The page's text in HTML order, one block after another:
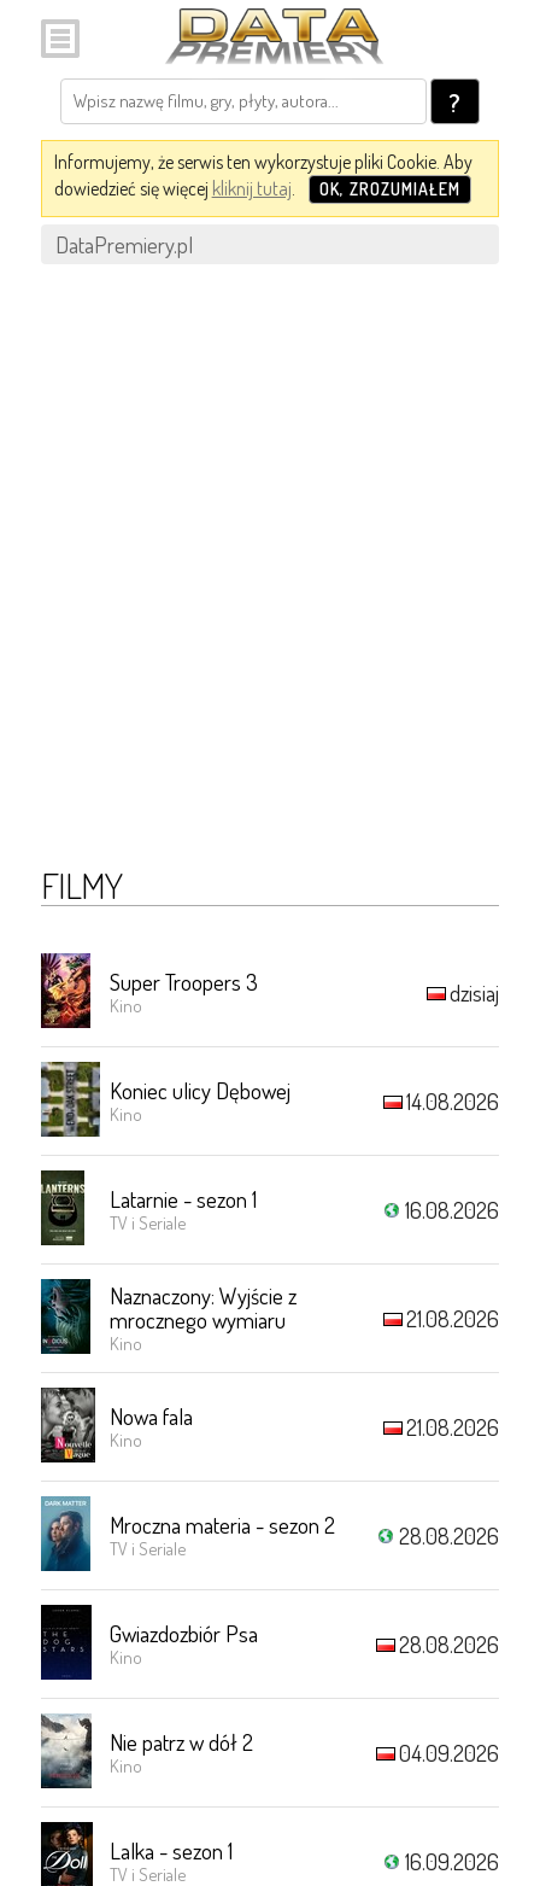
?
Informujemy, że serwis ten wykorzystuje pliki Cookie. Aby
dowiedzieć się więcej kliknij tutaj. OK, ZROZUMIAŁEM
DataPremiery.pl
FILMY
Super Troopers 3
Kino dzisiaj
Koniec ulicy Dębowej
Kino 14.08.2026
Latarnie - sezon 1
TV i Seriale 16.08.2026
Naznaczony: Wyjście z
mrocznego wymiaru
Kino
21.08.2026
Nowa fala
Kino 21.08.2026
Mroczna materia - sezon 2
TV i Seriale 28.08.2026
Gwiazdozbiór Psa
Kino 28.08.2026
Nie patrz w dół 2
Kino 04.09.2026
Lalka - sezon 1
TV i Seriale 16.09.2026